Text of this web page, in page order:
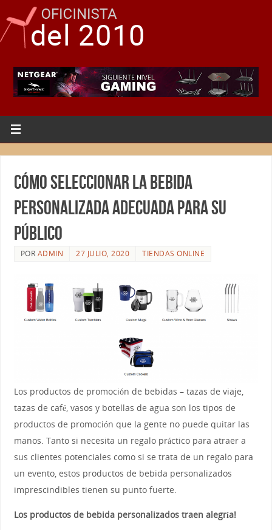
Cómo seleccionar la bebida
personalizada adecuada para su
público
POR ADMIN 27 JULIO, 2020 TIENDAS ONLINE
Los productos de promoción de bebidas – tazas de viaje,
tazas de café, vasos y botellas de agua son los tipos de
productos de promoción que la gente no puede quitar las
manos. Tanto si necesita un regalo práctico para atraer a
sus clientes potenciales como si se trata de un regalo para
un evento, estos productos de bebida personalizados
imprescindibles tienen su punto fuerte.
Los productos de bebida personalizados traen alegría!